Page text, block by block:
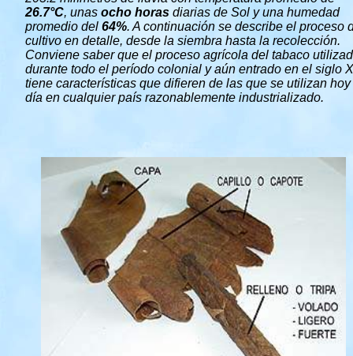
26.7°C, unas ocho horas diarias de Sol y una humedad
promedio del 64%. A continuación se describe el proceso
cultivo en detalle, desde la siembra hasta la recolección.
Conviene saber que el proceso agrícola del tabaco
durante todo el período colonial y aún entrado en el siglo
tiene características que difieren de las que se utilizan hoy
día en cualquier país razonablemente industrializado.